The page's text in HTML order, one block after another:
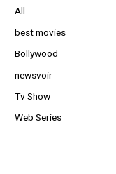
All
best movies
Bollywood
newsvoir
Tv Show
Web Series